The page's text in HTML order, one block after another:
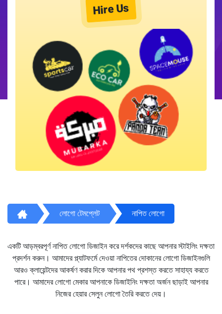
Hire Us
লোগো টেমপ্লেট নাপিত লোগো
একটি আড়ম্বরপূর্ণ নাপিত লোগো ডিজাইন করে দর্শকদের কাছে আপনার স্টাইলিং দক্ষতা
প্রদর্শন করুন। আমাদের প্ল্যাটফর্মে দেওয়া নাপিতের দোকানের লোগো ডিজাইনগুলি
আরও ক্লায়েন্টদের আকর্ষণ করার দিকে আপনার পথ প্রশস্ত করতে সাহায্য করতে
পারে। আমাদের লোগো মেকার আপনাকে ডিজাইনিং দক্ষতা অর্জন ছাড়াই আপনার
নিজের হেয়ার সেলুন লোগো তৈরি করতে দেয়।